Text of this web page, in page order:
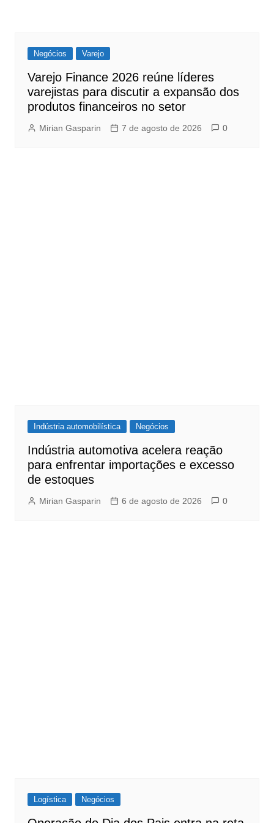
Negócios Varejo
Varejo Finance 2026 reúne líderes
varejistas para discutir a expansão dos
produtos financeiros no setor
Mirian Gasparin 7 de agosto de 2026 0
Indústria automobilística Negócios
Indústria automotiva acelera reação
para enfrentar importações e excesso
de estoques
Mirian Gasparin 6 de agosto de 2026 0
Logística Negócios